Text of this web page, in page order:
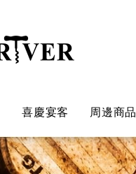
喜慶宴客 周邊商品